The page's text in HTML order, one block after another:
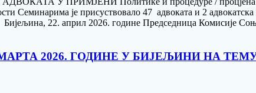
Семинарима је присуствовало 47 адвоката и 2
22. април 2026. године Председница Комисије
2026. ГОДИНЕ У БИЈЕЉИНИ НА